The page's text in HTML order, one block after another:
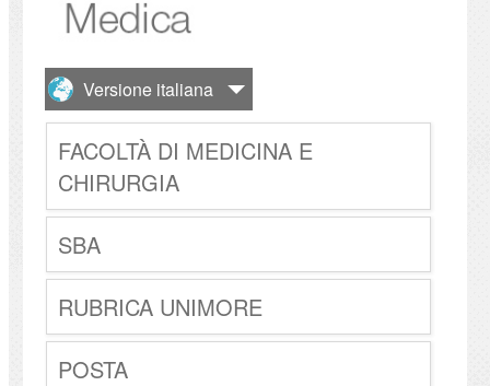
FACOLTÀ DI MEDICINA E
CHIRURGIA
SBA
RUBRICA UNIMORE
POSTA